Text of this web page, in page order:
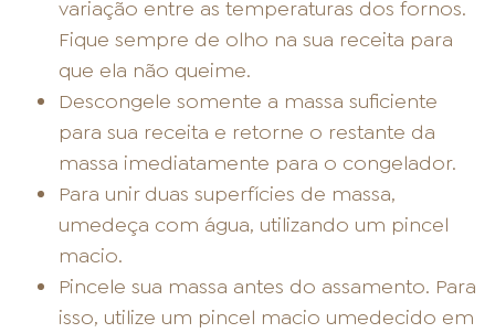
variação entre as temperaturas dos fornos.
Fique sempre de olho na sua receita para
que ela não queime.
Descongele somente a massa suficiente
para sua receita e retorne o restante da
massa imediatamente para o congelador.
Para unir duas superfícies de massa,
umedeça com água, utilizando um pincel
macio.
Pincele sua massa antes do assamento. Para
isso, utilize um pincel macio umedecido em